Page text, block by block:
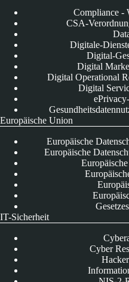
Compliance -
CSA-
Digitale-
Digital-
Digital
Digital Operational
Digital
Europäische Union
Europäische
Europäische
IT-Sicherheit
Cyber